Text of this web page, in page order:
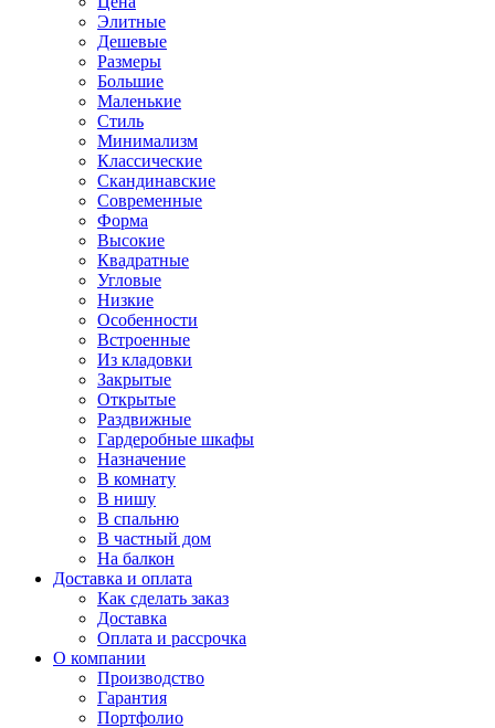
Элитные
Дешевые
Размеры
Большие
Маленькие
Стиль
Минимализм
Классические
Скандинавские
Современные
Форма
Высокие
Квадратные
Угловые
Низкие
Особенности
Встроенные
Из кладовки
Закрытые
Открытые
Раздвижные
Гардеробные шкафы
Назначение
В комнату
В нишу
В спальню
В частный дом
На балкон
Доставка и оплата
Как сделать заказ
Доставка
Оплата и рассрочка
О компании
Производство
Гарантия
Портфолио